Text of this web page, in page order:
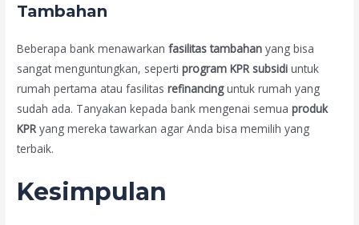
Tambahan
Beberapa bank menawarkanfasilitas tambahan yang bisa
sangat menguntungkan, sepertiprogram KPR subsidi untuk
rumah pertama atau fasilitasrefinancinguntuk rumah yang
sudah ada. Tanyakan kepada bank mengenai semuaproduk
KPRyang mereka tawarkan agar Anda bisa memilih yang
terbaik.
Kesimpulan